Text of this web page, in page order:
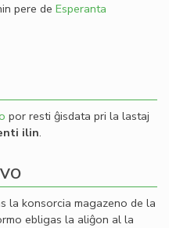
pere de Esperanta
por resti ĝisdata pri la lastaj
ilin.
la konsorcia magazeno de la
ebligas la aliĝon al la